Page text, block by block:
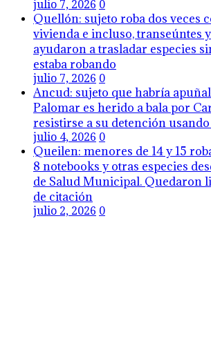
julio 7, 2026 0
Quellón: sujeto roba dos veces
vivienda e incluso, transeúntes
ayudaron a trasladar especies
estaba robando
julio 7, 2026 0
Ancud: sujeto que habría
Palomar es herido a bala por
resistirse a su detención
julio 4, 2026 0
Queilen: menores de 14 y 15
8 notebooks y otras especies
de Salud Municipal. Quedaron
de citación
julio 2, 2026 0